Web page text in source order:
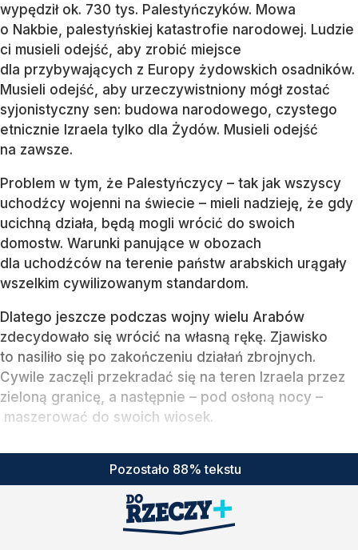
wypędził ok. 730 tys. Palestyńczyków. Mowa
o Nakbie, palestyńskiej katastrofie narodowej. Ludzie
ci musieli odejść, aby zrobić miejsce
dla przybywających z Europy żydowskich osadników.
Musieli odejść, aby urzeczywistniony mógł zostać
syjonistyczny sen: budowa narodowego, czystego
etnicznie Izraela tylko dla Żydów. Musieli odejść
na zawsze.
Problem w tym, że Palestyńczycy – tak jak wszyscy
uchodźcy wojenni na świecie – mieli nadzieję, że gdy
ucichną działa, będą mogli wrócić do swoich
domostw. Warunki panujące w obozach
dla uchodźców na terenie państw arabskich urągały
wszelkim cywilizowanym standardom.
Dlatego jeszcze podczas wojny wielu Arabów
zdecydowało się wrócić na własną rękę. Zjawisko
to nasiliło się po zakończeniu działań zbrojnych.
Cywile zaczęli przekradać się na teren Izraela przez
zieloną granicę, a następnie – pod osłoną nocy –
maszerować do swoich wiosek.
Pozostało 88% tekstu